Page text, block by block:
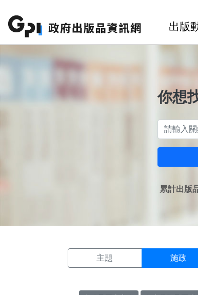
出版
你想
累計出版
主題 施政